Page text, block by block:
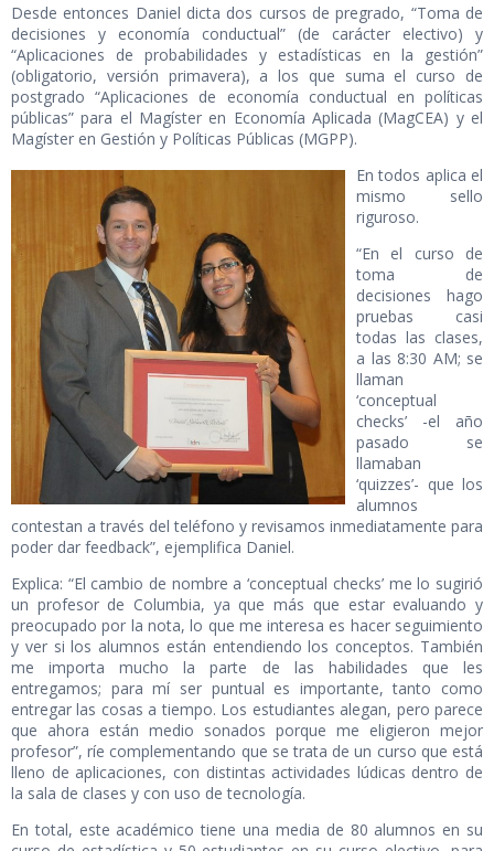
Desde entonces Daniel dicta dos cursos de pregrado, “Toma de
decisiones y economía conductual” (de carácter electivo) y
“Aplicaciones de probabilidades y estadísticas en la gestión”
(obligatorio, versión primavera), a los que suma el curso de
postgrado “Aplicaciones de economía conductual en políticas
públicas” para el Magíster en Economía Aplicada (MagCEA) y el
Magíster en Gestión y Políticas Públicas (MGPP).
En todos aplica el
mismo sello
riguroso.
“En el curso de
toma de
decisiones hago
pruebas casi
todas las clases,
a las 8:30 AM; se
llaman
‘conceptual
checks’ -el año
pasado se
llamaban
‘quizzes’- que los
alumnos
contestan a través del teléfono y revisamos inmediatamente para
poder dar feedback”, ejemplifica Daniel.
Explica: “El cambio de nombre a ‘conceptual checks’ me lo sugirió
un profesor de Columbia, ya que más que estar evaluando y
preocupado por la nota, lo que me interesa es hacer seguimiento
y ver si los alumnos están entendiendo los conceptos. También
me importa mucho la parte de las habilidades que les
entregamos; para mí ser puntual es importante, tanto como
entregar las cosas a tiempo. Los estudiantes alegan, pero parece
que ahora están medio sonados porque me eligieron mejor
profesor”, ríe complementando que se trata de un curso que está
lleno de aplicaciones, con distintas actividades lúdicas dentro de
la sala de clases y con uso de tecnología.
En total, este académico tiene una media de 80 alumnos en su